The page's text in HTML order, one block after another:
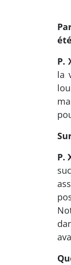
P.
la
P.